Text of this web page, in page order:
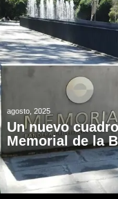
agosto, 2025
Un nuevo
Memorial de la